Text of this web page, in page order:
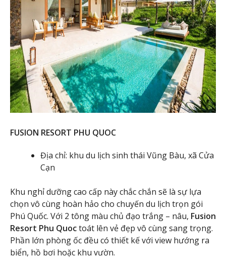
FUSION RESORT PHU QUOC
Địa chỉ: khu du lịch sinh thái Vũng Bàu, xã Cửa
Cạn
Khu nghỉ dưỡng cao cấp này chắc chắn sẽ là sự lựa
chọn vô cùng hoàn hảo cho chuyến du lịch trọn gói
Phú Quốc. Với 2 tông màu chủ đạo trắng – nâu, Fusion
Resort Phu Quoctoát lên vẻ đẹp vô cùng sang trọng.
Phần lớn phòng ốc đều có thiết kế với view hướng ra
biển, hồ bơi hoặc khu vườn.